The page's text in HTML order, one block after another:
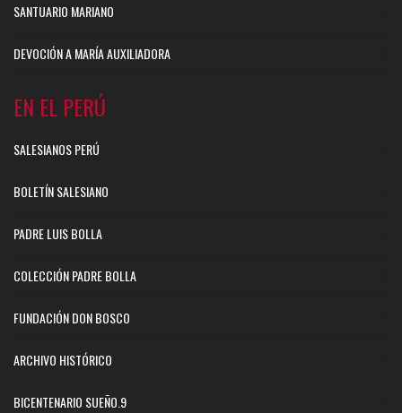
SANTUARIO MARIANO
DEVOCIÓN A MARÍA AUXILIADORA
EN EL PERÚ
SALESIANOS PERÚ
BOLETÍN SALESIANO
PADRE LUIS BOLLA
COLECCIÓN PADRE BOLLA
FUNDACIÓN DON BOSCO
ARCHIVO HISTÓRICO
BICENTENARIO SUEÑO.9